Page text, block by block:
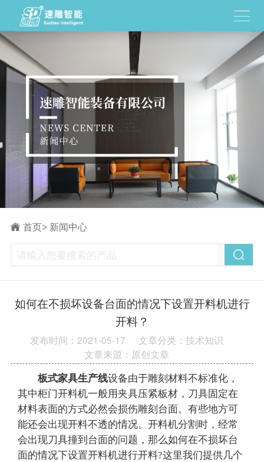
首页> 新闻中心
如何在不损坏设备台面的情况下设置开料机进行
开料？
发布时间：2021-05-17
文章分类：技术知识
文章来源：原创文章
板式家具生产线设备由于雕刻材料不标准化，
其中柜门开料机一般用夹具压紧板材，刀具固定在
材料表面的方式必然会损伤雕刻台面。有些地方可
能还会出现开料不透的情况。开料机分割时，经常
会出现刀具撞到台面的问题，那么如何在不损坏台
面的情况下设置开料机进行开料?这里我们提供几个